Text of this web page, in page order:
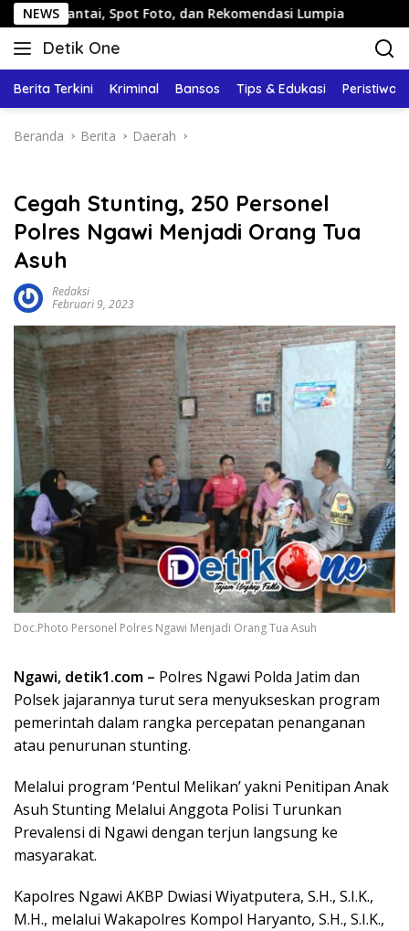
Langsung
ke
konten
NEWS
Spot Foto, dan Rekomendasi Lumpia Panduan
Detik One
Tajam
Fakta
Berita Terkini Kriminal Bansos Tips & Edukasi Peristiwa
Beranda Berita Daerah
Cegah Stunting, 250 Personel
Polres Ngawi Menjadi Orang Tua
Asuh
Redaksi
Februari 9, 2023
Doc.Photo Personel Polres Ngawi Menjadi Orang Tua Asuh
Ngawi, detik1.com – Polres Ngawi Polda Jatim dan
Polsek jajarannya turut sera menyukseskan program
pemerintah dalam rangka percepatan penanganan
atau penurunan stunting.
Melalui program ‘Pentul Melikan’ yakni Penitipan Anak
Asuh Stunting Melalui Anggota Polisi Turunkan
Prevalensi di Ngawi dengan terjun langsung ke
masyarakat.
Kapolres Ngawi AKBP Dwiasi Wiyatputera, S.H., S.I.K.,
M.H., melalui Wakapolres Kompol Haryanto, S.H., S.I.K.,